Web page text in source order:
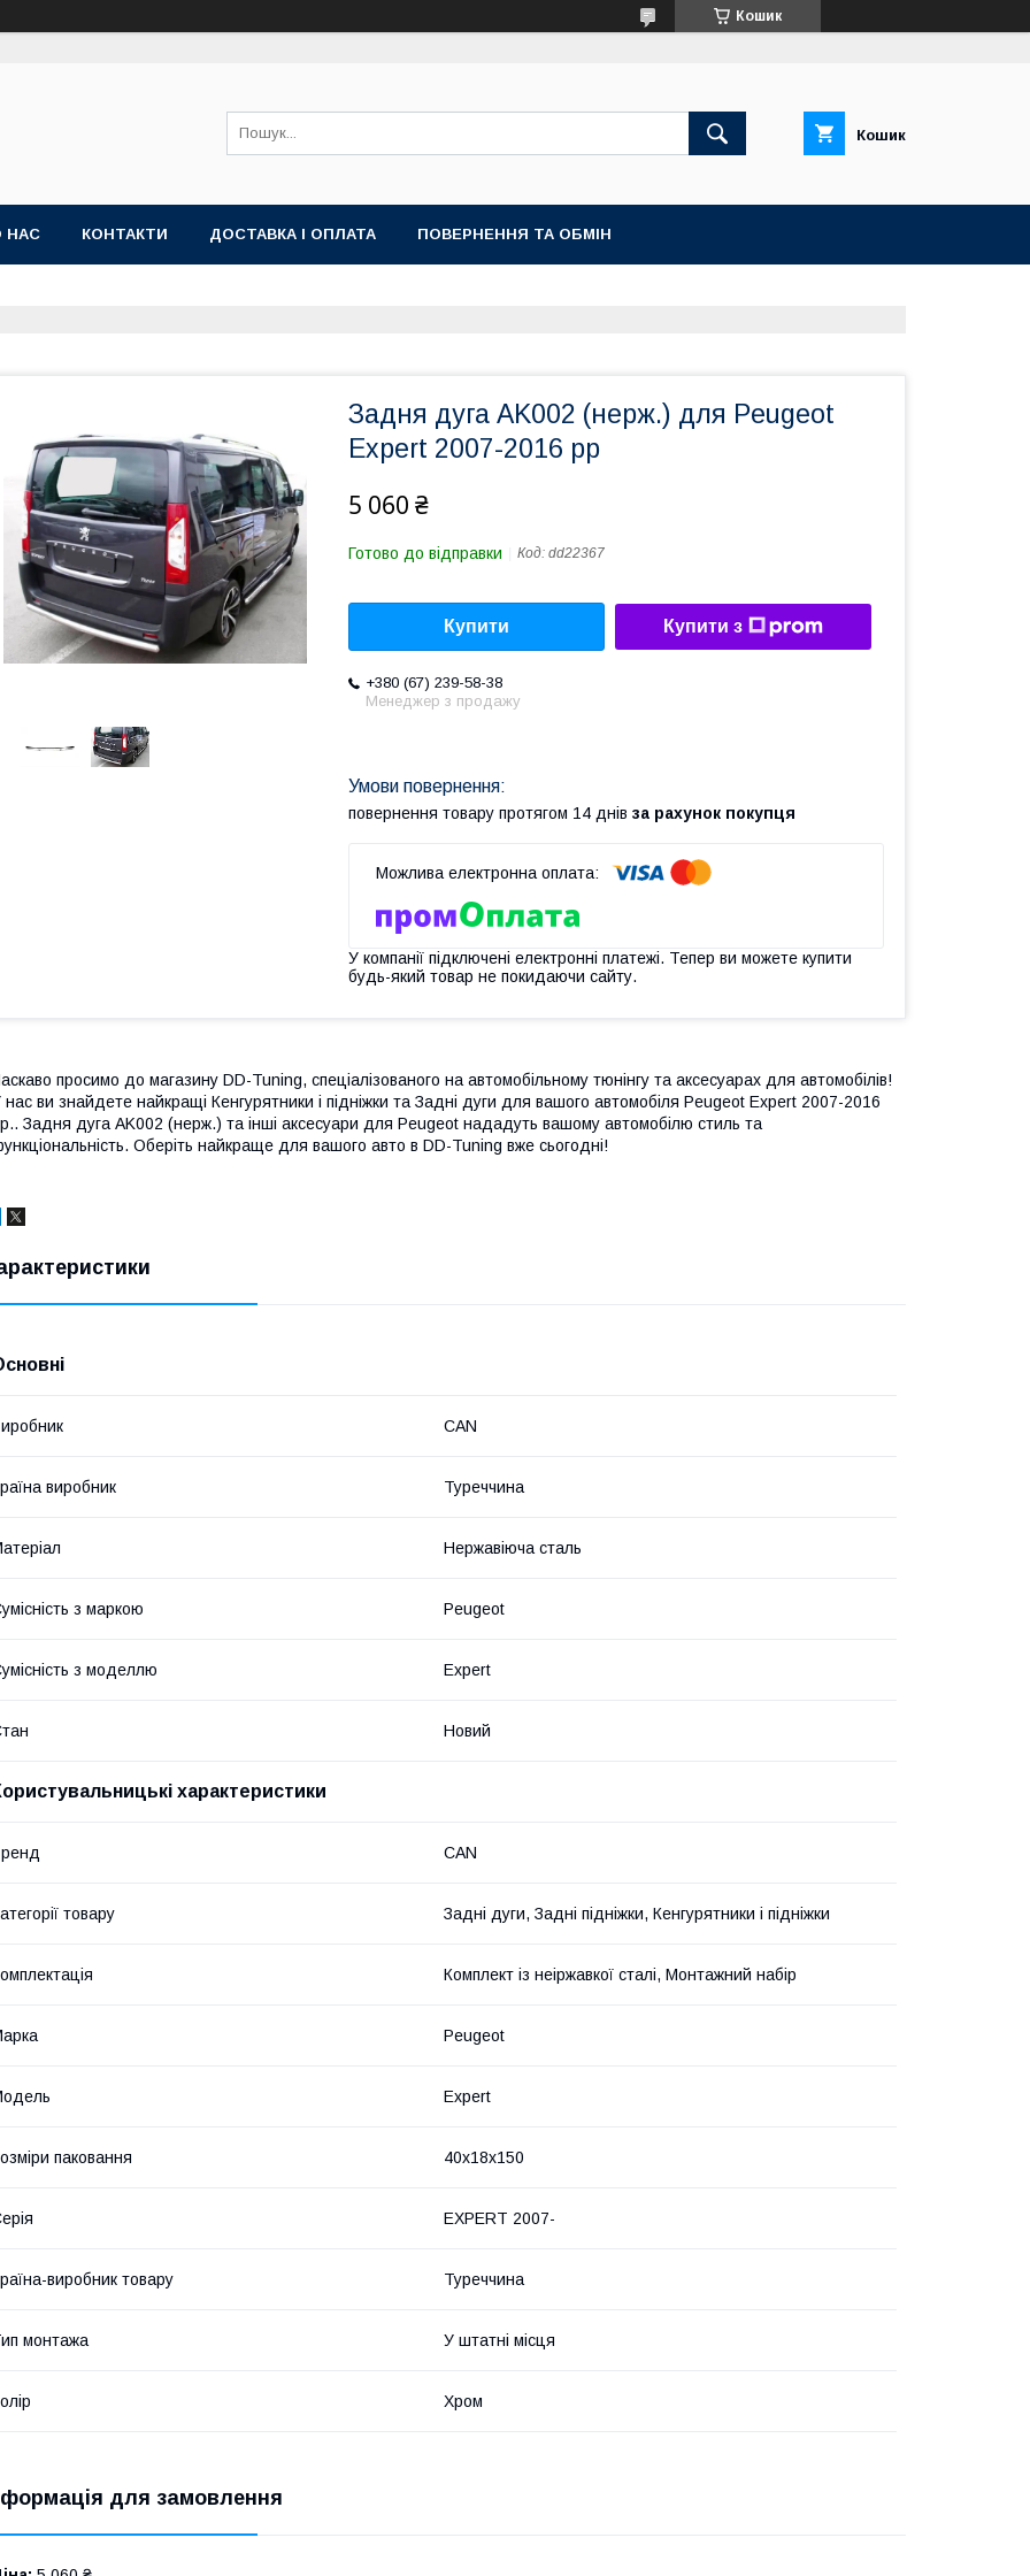
Кошик
Кошик
НАС КОНТАКТИ ДОСТАВКА І ОПЛАТА ПОВЕРНЕННЯ ТА ОБМІН
Задня дуга AK002 (нерж.) для Peugeot
Expert 2007-2016 рр
5 060 ₴
Готово до відправки Код: dd22367
Купити Купити з
+380 (67) 239-58-38
Менеджер з продажу
повернення товару протягом 14 днів за рахунок покупця
У компанії підключені електронні платежі. Тепер ви можете купити
будь-який товар не покидаючи сайту.
просимо до магазину DD-Tuning, спеціалізованого на автомобільному тюнінгу та аксесуарах для автомобілів!
нас ви знайдете найкращі Кенгурятники і підніжки та Задні дуги для вашого автомобіля Peugeot Expert 2007-2016
Задня дуга AK002 (нерж.) та інші аксесуари для Peugeot нададуть вашому автомобілю стиль та
Оберіть найкраще для вашого авто в DD-Tuning вже сьогодні!
CAN
виробник Туреччина
Нержавіюча сталь
з маркою Peugeot
з моделлю Expert
Новий
характеристики
CAN
товару Задні дуги, Задні підніжки, Кенгурятники і підніжки
Комплект із неіржавкої сталі, Монтажний набір
Peugeot
Expert
паковання 40x18x150
EXPERT 2007-
виробник товару Туреччина
монтажа У штатні місця
Хром
для замовлення